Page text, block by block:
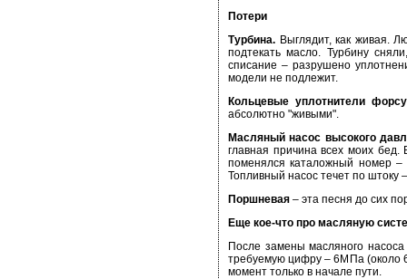
Потери
Турбина. Выглядит, как живая.
подтекать масло. Турбину
списание – разрушено
модели не подлежит.
Кольцевые уплотнители
абсолютно "живыми".
Масляный насос высокого
главная причина всех моих бед.
поменялся каталожный номер –
Топливный насос течет по штоку
Поршневая – эта песня до сих
Еще кое-что про масляную
После замены масляного
требуемую цифру – 6МПа (около
момент только в начале пути.